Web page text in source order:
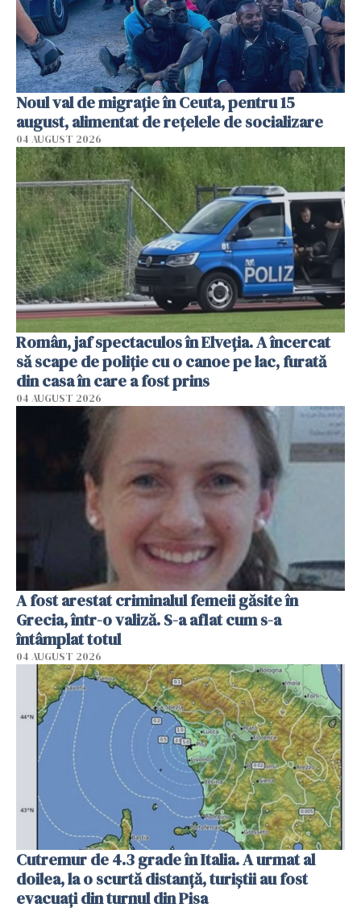
Noul val de migrație în Ceuta, pentru 15
august, alimentat de rețelele de socializare
04 AUGUST 2026
Român, jaf spectaculos în Elveția. A încercat
să scape de poliție cu o canoe pe lac, furată
din casa în care a fost prins
04 AUGUST 2026
A fost arestat criminalul femeii găsite în
Grecia, într-o valiză. S-a aflat cum s-a
întâmplat totul
04 AUGUST 2026
Cutremur de 4.3 grade în Italia. A urmat al
doilea, la o scurtă distanță, turiștii au fost
evacuați din turnul din Pisa